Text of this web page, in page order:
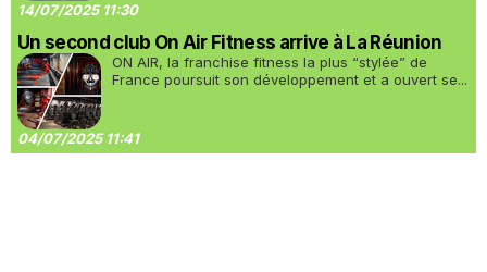
14/07/2025 11:30
Un second club On Air Fitness arrive à La Réunion
ON AIR, la franchise fitness la plus “stylée” de
France poursuit son développement et a ouvert se...
04/07/2025 11:41